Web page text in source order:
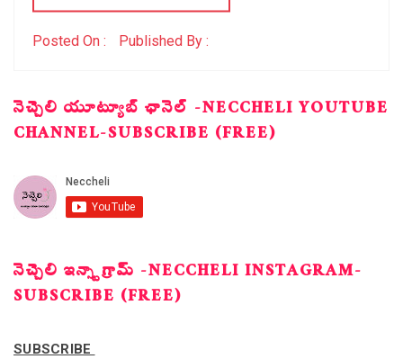
Posted On : Published By :
నెచ్చెలి యూట్యూబ్ ఛానెల్ -NECCHELI YOUTUBE
CHANNEL-SUBSCRIBE (FREE)
నెచ్చెలి ఇన్స్టాగ్రామ్ -NECCHELI INSTAGRAM-
SUBSCRIBE (FREE)
SUBSCRIBE